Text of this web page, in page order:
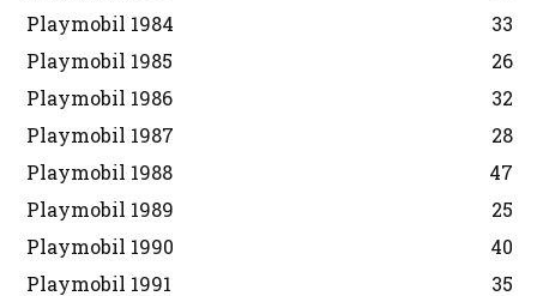
Playmobil 1984
33
Playmobil 1985
26
Playmobil 1986
32
Playmobil 1987
28
Playmobil 1988
47
Playmobil 1989
25
Playmobil 1990
40
Playmobil 1991
35